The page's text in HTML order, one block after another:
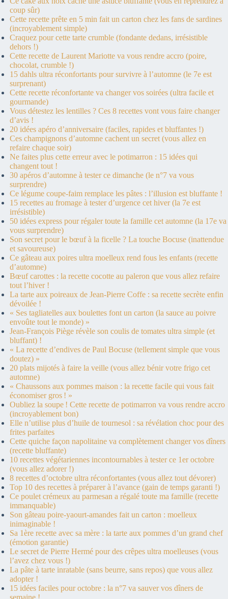
coup sûr)
Cette recette prête en 5 min fait un carton chez les fans de sardines
(incroyablement simple)
Craquez pour cette tarte crumble (fondante dedans, irrésistible
dehors !)
Cette recette de Laurent Mariotte va vous rendre accro (poire,
chocolat, crumble !)
15 dahls ultra réconfortants pour survivre à l’automne (le 7e est
surprenant)
Cette recette réconfortante va changer vos soirées (ultra facile et
gourmande)
Vous détestez les lentilles ? Ces 8 recettes vont vous faire changer
d’avis !
20 idées apéro d’anniversaire (faciles, rapides et bluffantes !)
Ces champignons d’automne cachent un secret (vous allez en
refaire chaque soir)
Ne faites plus cette erreur avec le potimarron : 15 idées qui
changent tout !
30 apéros d’automne à tester ce dimanche (le n°7 va vous
surprendre)
Ce légume coupe-faim remplace les pâtes : l’illusion est bluffante !
15 recettes au fromage à tester d’urgence cet hiver (la 7e est
irrésistible)
50 idées express pour régaler toute la famille cet automne (la 17e va
vous surprendre)
Son secret pour le bœuf à la ficelle ? La touche Bocuse (inattendue
et savoureuse)
Ce gâteau aux poires ultra moelleux rend fous les enfants (recette
d’automne)
Bœuf carottes : la recette cocotte au paleron que vous allez refaire
tout l’hiver !
La tarte aux poireaux de Jean-Pierre Coffe : sa recette secrète enfin
dévoilée !
« Ses tagliatelles aux boulettes font un carton (la sauce au poivre
envoûte tout le monde) »
Jean-François Piège révèle son coulis de tomates ultra simple (et
bluffant) !
« La recette d’endives de Paul Bocuse (tellement simple que vous
doutez) »
20 plats mijotés à faire la veille (vous allez bénir votre frigo cet
automne)
« Chaussons aux pommes maison : la recette facile qui vous fait
économiser gros ! »
Oubliez la soupe ! Cette recette de potimarron va vous rendre accro
(incroyablement bon)
Elle n’utilise plus d’huile de tournesol : sa révélation choc pour des
frites parfaites
Cette quiche façon napolitaine va complètement changer vos dîners
(recette bluffante)
10 recettes végétariennes incontournables à tester ce 1er octobre
(vous allez adorer !)
8 recettes d’octobre ultra réconfortantes (vous allez tout dévorer)
Top 10 des recettes à préparer à l’avance (gain de temps garanti !)
Ce poulet crémeux au parmesan a régalé toute ma famille (recette
immanquable)
Son gâteau poire-yaourt-amandes fait un carton : moelleux
inimaginable !
Sa 1ère recette avec sa mère : la tarte aux pommes d’un grand chef
(émotion garantie)
Le secret de Pierre Hermé pour des crêpes ultra moelleuses (vous
l’avez chez vous !)
La pâte à tarte inratable (sans beurre, sans repos) que vous allez
adopter !
15 idées faciles pour octobre : la n°7 va sauver vos dîners de